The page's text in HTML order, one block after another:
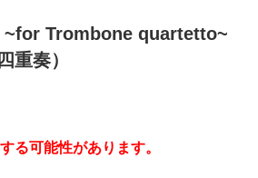
Trombone quartetto~
重奏）
る可能性があります。